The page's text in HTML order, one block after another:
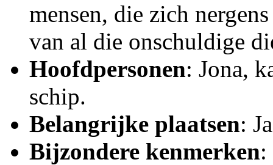
mensen, die zich
van al die onschuldige
Hoofdpersonen: Jona,
schip.
Belangrijke plaatsen:
Bijzondere kenmerken: